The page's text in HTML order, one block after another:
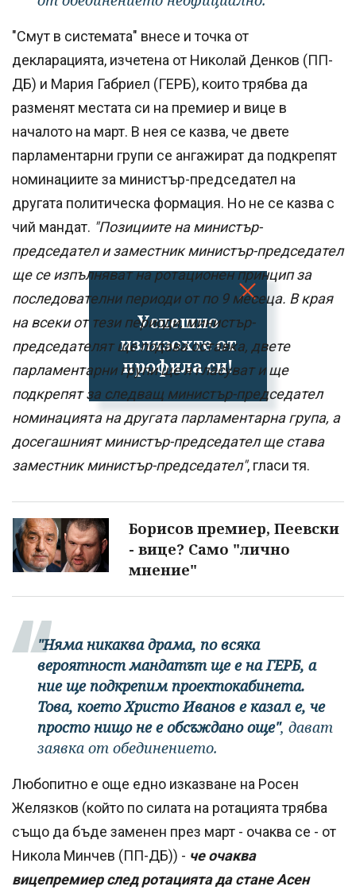
Успешно
излязохте от
профила си!
"Смут в системата" внесе и точка от
декларацията, изчетена от Николай Денков (ПП-
ДБ) и Мария Габриел (ГЕРБ), които трябва да
разменят местата си на премиер и вице в
началото на март. В нея се казва, че двете
парламентарни групи се ангажират да подкрепят
номинациите за министър-председател на
другата политическа формация. Но не се казва с
чий мандат. "Позициите на министър-
председател и заместник министър-председател
ще се изпълняват на ротационен принцип за
последователни периоди от по 9 месеца. В края
на всеки от тези периоди, министър-
председателят ще подава оставка, двете
парламентарни групи ще я гласуват и ще
подкрепят за следващ министър-председател
номинацията на другата парламентарна група, а
досегашният министър-председател ще става
заместник министър-председател", гласи тя.
Борисов премиер, Пеевски
- вице? Само "лично
мнение"
"Няма никаква драма, по всяка
вероятност мандатът ще е на ГЕРБ, а
ние ще подкрепим проектокабинета.
Това, което Христо Иванов е казал е, че
просто нищо не е обсъждано още", дават
заявка от обединението.
Любопитно е още едно изказване на Росен
Желязков (който по силата на ротацията трябва
също да бъде заменен през март - очаква се - от
Никола Минчев (ПП-ДБ)) - че очаква
вицепремиер след ротацията да стане Асен